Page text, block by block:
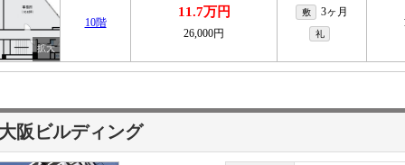
10階
11.7万円
26,000円
敷 3ヶ月
礼
阪ビルディング